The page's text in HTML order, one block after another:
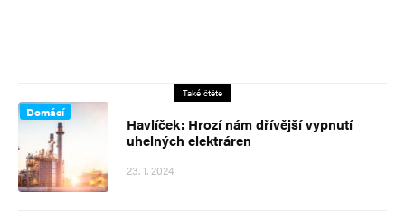
Také čtěte
Domácí
Havlíček: Hrozí nám dřívější vypnutí
uhelných elektráren
23. 1. 2024